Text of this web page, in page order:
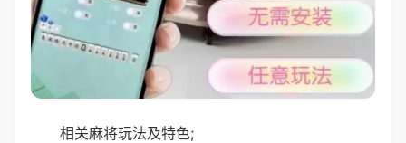
相关麻将玩法及特色;